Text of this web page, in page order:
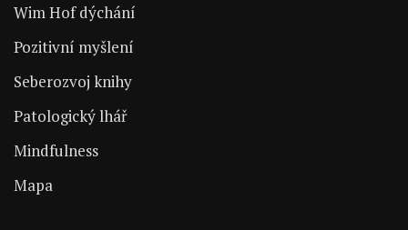
Wim Hof dýchání
Pozitivní myšlení
Seberozvoj knihy
Patologický lhář
Mindfulness
Mapa